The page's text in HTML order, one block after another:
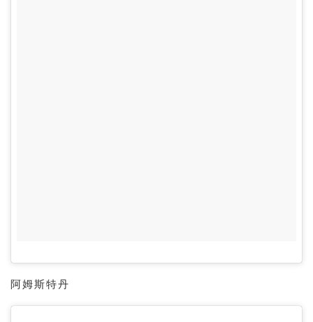
阿姆斯特丹